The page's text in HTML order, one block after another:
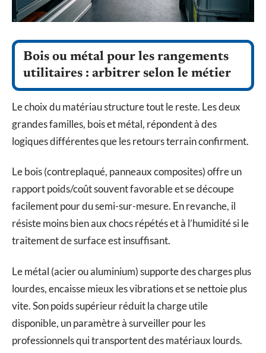
Bois ou métal pour les rangements
utilitaires : arbitrer selon le métier
Le choix du matériau structure tout le reste. Les deux
grandes familles, bois et métal, répondent à des
logiques différentes que les retours terrain confirment.
Le bois (contreplaqué, panneaux composites) offre un
rapport poids/coût souvent favorable et se découpe
facilement pour du semi-sur-mesure. En revanche, il
résiste moins bien aux chocs répétés et à l’humidité si le
traitement de surface est insuffisant.
Le métal (acier ou aluminium) supporte des charges plus
lourdes, encaisse mieux les vibrations et se nettoie plus
vite. Son poids supérieur réduit la charge utile
disponible, un paramètre à surveiller pour les
professionnels qui transportent des matériaux lourds.